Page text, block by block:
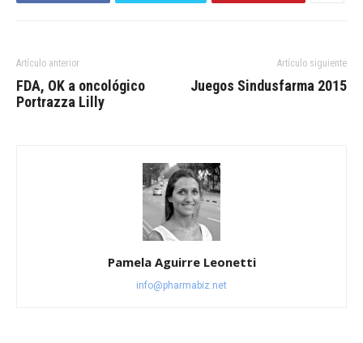
Artículo anterior
FDA, OK a oncológico
Portrazza Lilly
Artículo siguiente
Juegos Sindusfarma 2015
Pamela Aguirre Leonetti
info@pharmabiz.net